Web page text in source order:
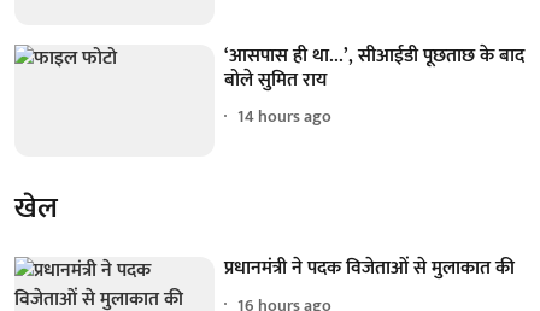
‘आसपास ही था...’, सीआईडी पूछताछ के बाद
बोले सुमित राय
14 hours ago
खेल
प्रधानमंत्री ने पदक विजेताओं से मुलाकात की
16 hours ago